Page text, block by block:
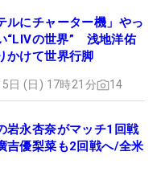
ルにチャーター機」やっ
“LIVの世界” 浅地洋佑
かけて世界行脚
日 (日) 17時21分 14
岩永杏奈がマッチ1回戦
優梨菜も2回戦へ/全米